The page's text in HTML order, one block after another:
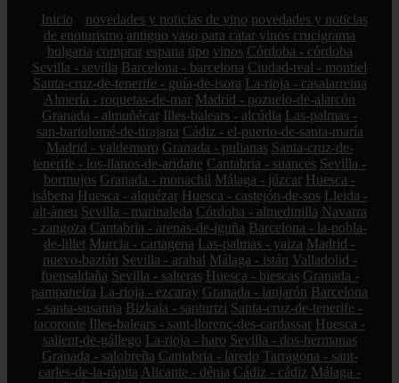
Inicio novedades y noticias de vino novedades y noticias
de enoturismo antiguo vaso para catar vinos crucigrama
bulgaria comprar espana tipo vinos Córdoba - córdoba
Sevilla - sevilla Barcelona - barcelona Ciudad-real - montiel
Santa-cruz-de-tenerife - guía-de-isora La-rioja - casalarreina
Almería - roquetas-de-mar Madrid - pozuelo-de-alarcón
Granada - almuñécar Illes-balears - alcúdia Las-palmas -
san-bartolomé-de-tirajana Cádiz - el-puerto-de-santa-maría
Madrid - valdemoro Granada - pulianas Santa-cruz-de-
tenerife - los-llanos-de-aridane Cantabria - suances Sevilla -
bormujos Granada - monachil Málaga - júzcar Huesca -
isábena Huesca - alquézar Huesca - castejón-de-sos Lleida -
alt-àneu Sevilla - marinaleda Córdoba - almedinilla Navarra
- zangoza Cantabria - arenas-de-iguña Barcelona - la-pobla-
de-lillet Murcia - cartagena Las-palmas - yaiza Madrid -
nuevo-baztán Sevilla - arahal Málaga - istán Valladolid -
fuensaldaña Sevilla - salteras Huesca - biescas Granada -
pampaneira La-rioja - ezcaray Granada - lanjarón Barcelona
- santa-susanna Bizkaia - santurtzi Santa-cruz-de-tenerife -
tacoronte Illes-balears - sant-llorenç-des-cardassar Huesca -
sallent-de-gállego La-rioja - haro Sevilla - dos-hermanas
Granada - salobreña Cantabria - laredo Tarragona - sant-
carles-de-la-ràpita Alicante - dénia Cádiz - cádiz Málaga -